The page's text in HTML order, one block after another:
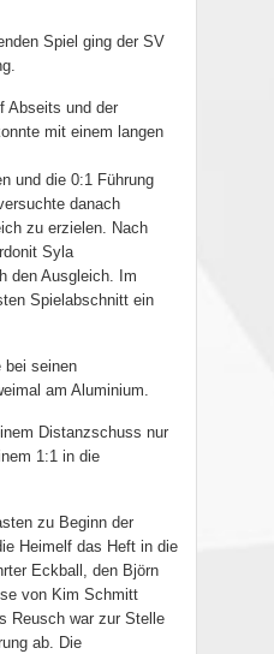
Spiel ging der SV
Abseits und der
mit einem langen
und die 0:1 Führung
danach
zu erzielen. Nach
Syla
den Ausgleich. Im
Spielabschnitt ein
bei seinen
am Aluminium.
Distanzschuss nur
1:1 in die
zu Beginn der
Heimelf das Heft in die
Eckball, den Björn
von Kim Schmitt
Reusch war zur Stelle
ab. Die